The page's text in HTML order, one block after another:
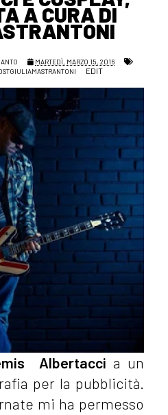
A CURA DI
MARTEDÌ, MARZO 15, 2016
EDIT
Albertacci a un
per la pubblicità.
mi ha permesso